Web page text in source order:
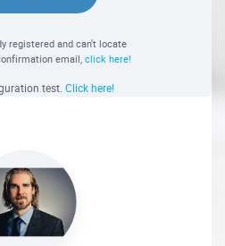
registered and can't locate
email,click here!
test. Click here!